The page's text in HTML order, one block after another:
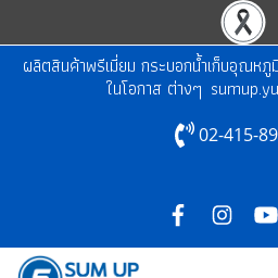
ผลิตสินค้าพรีเมี่ยม กระบอกน้ำเก็บอุณห
ในโอกาส ต่างๆ
02-415-